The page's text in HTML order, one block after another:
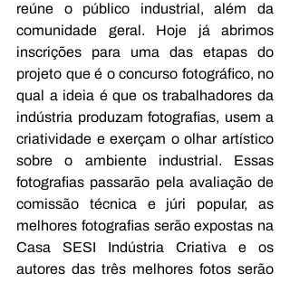
reúne o público industrial, além da
comunidade geral. Hoje já abrimos
inscrições para uma das etapas do
projeto que é o concurso fotográfico, no
qual a ideia é que os trabalhadores da
indústria produzam fotografias, usem a
criatividade e exerçam o olhar artístico
sobre o ambiente industrial. Essas
fotografias passarão pela avaliação de
comissão técnica e júri popular, as
melhores fotografias serão expostas na
Casa SESI Indústria Criativa e os
autores das três melhores fotos serão